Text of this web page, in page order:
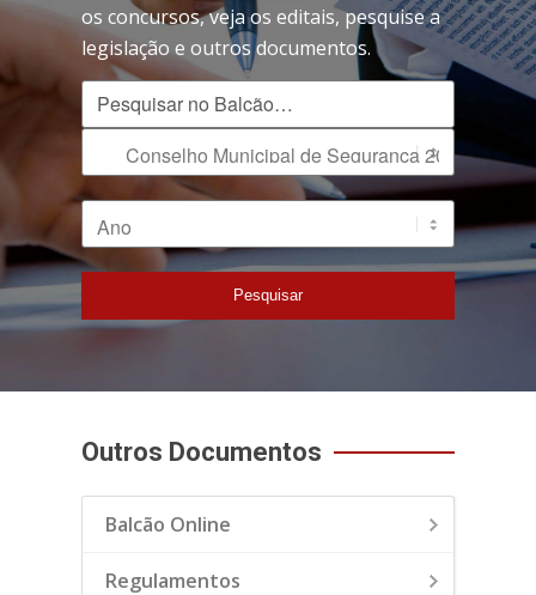
os concursos, veja os editais, pesquise a
legislação e outros documentos.
Pesquisar no Balcão
Pesquisar
Outros Documentos
Balcão Online
Regulamentos